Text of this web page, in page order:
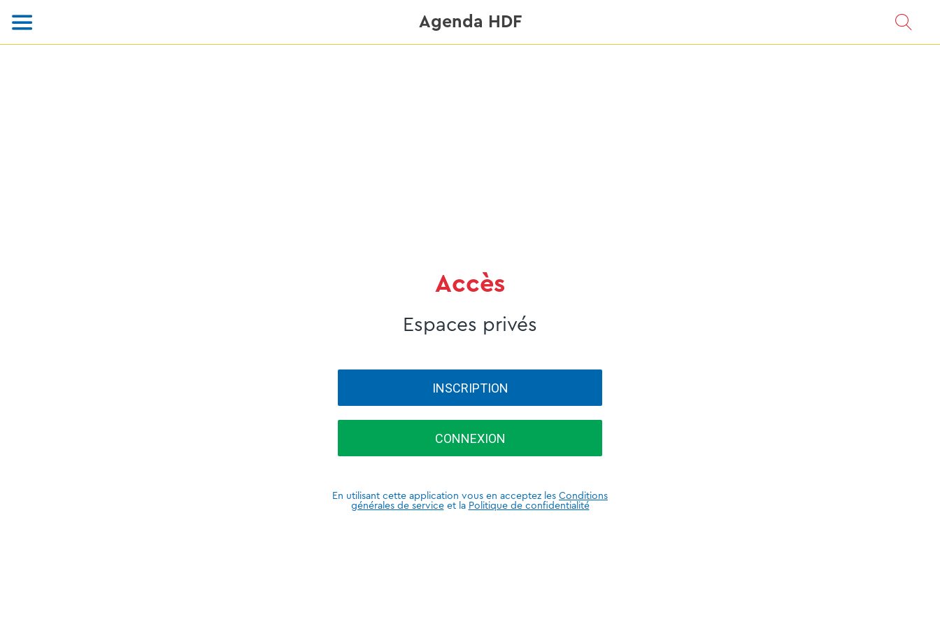
Agenda HDF
Accès
Espaces privés
INSCRIPTION
CONNEXION
En utilisant cette application vous en acceptez les Conditions
générales de serviceet la Politique de confidentialité